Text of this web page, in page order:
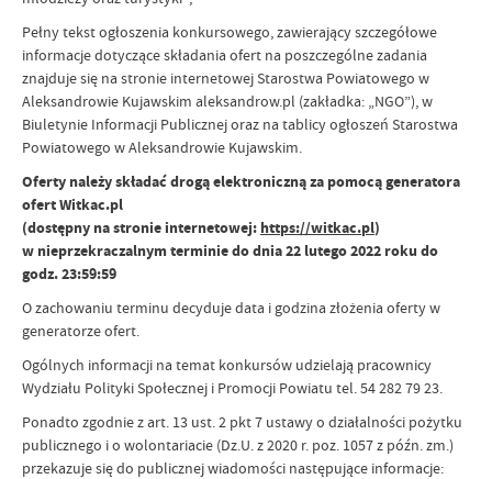
Pełny tekst ogłoszenia konkursowego, zawierający szczegółowe
informacje dotyczące składania ofert na poszczególne zadania
znajduje się na stronie internetowej Starostwa Powiatowego w
Aleksandrowie Kujawskim aleksandrow.pl (zakładka: „NGO”), w
Biuletynie Informacji Publicznej oraz na tablicy ogłoszeń Starostwa
Powiatowego w Aleksandrowie Kujawskim.
Oferty należy składać drogą elektroniczną za pomocą generatora
ofert Witkac.pl
(dostępny na stronie internetowej: https://witkac.pl)
w nieprzekraczalnym terminie do dnia22 lutego 2022 roku do
godz. 23:59:59
O zachowaniu terminu decyduje data i godzina złożenia oferty w
generatorze ofert.
Ogólnych informacji na temat konkursów udzielają pracownicy
Wydziału Polityki Społecznej i Promocji Powiatu tel. 54 282 79 23.
Ponadto zgodnie z art. 13 ust. 2 pkt 7 ustawy o działalności pożytku
publicznego i o wolontariacie (Dz.U. z 2020 r. poz. 1057 z późn. zm.)
przekazuje się do publicznej wiadomości następujące informacje: